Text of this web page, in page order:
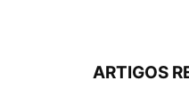
ARTIGOS